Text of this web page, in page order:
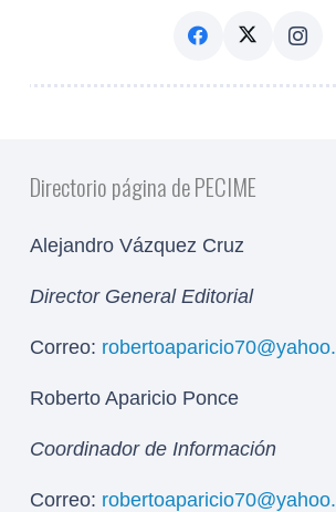
Directorio página de PECIME
Alejandro Vázquez Cruz
Director General Editorial
Correo:
Roberto Aparicio Ponce
Coordinador de Información
Correo: